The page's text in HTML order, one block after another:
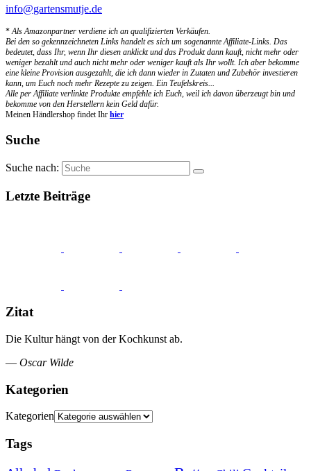
info@gartensmutje.de
* Als Amazonpartner verdiene ich an qualifizierten Verkäufen.
Bei den so gekennzeichneten Links handelt es sich um sogenannte Affiliate-Links. Das
bedeutet, dass Ihr, wenn Ihr diesen anklickt und das Produkt dann kauft, nicht mehr oder
weniger bezahlt und auch nicht mehr oder weniger kauft als Ihr wollt. Ich aber bekomme
eine kleine Provision ausgezahlt, die ich dann wieder in Zutaten und Zubehör investieren
kann, um Euch noch mehr Rezepte zu zeigen. Ein Teufelskreis...
Alle per Affiliate verlinkte Produkte empfehle ich Euch, weil ich davon überzeugt bin und
bekomme von den Herstellern kein Geld dafür.
Meinen Händlershop findet Ihr hier
Suche
Suche nach:
Letzte Beiträge
Zitat
Die Kultur hängt von der Kochkunst ab.
— Oscar Wilde
Kategorien
Kategorien
Tags